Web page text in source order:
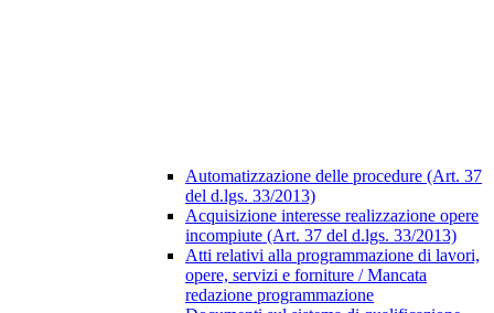
Automatizzazione delle procedure (Art. 37
del d.lgs. 33/2013)
Acquisizione interesse realizzazione opere
incompiute (Art. 37 del d.lgs. 33/2013)
Atti relativi alla programmazione di lavori,
opere, servizi e forniture / Mancata
redazione programmazione